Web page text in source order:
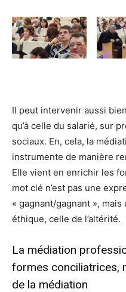
Il peut intervenir aussi
qu’à celle du salarié, sur
sociaux. En, cela, la
instrumente de manière
Elle vient en enrichir les
mot clé n’est pas une
« gagnant/gagnant »,
éthique, celle de l’altérité.
La médiation
formes conciliatrices,
de la médiation